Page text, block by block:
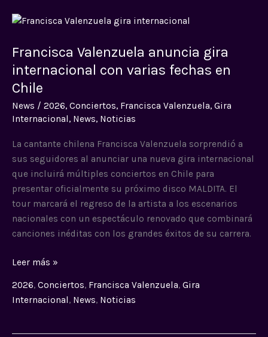
Francisca Valenzuela anuncia gira
internacional con varias fechas en
Chile
News / 2026, Conciertos, Francisca Valenzuela, Gira
Internacional , News, Noticias
La cantante chilena Francisca Valenzuela sorprendió a
sus seguidores al anunciar una nueva gira internacional
que incluirá múltiples conciertos en Chile para
presentar oficialmente su próximo disco MALDITA. El
tour marcará el regreso de la artista a los escenarios
nacionales con un espectáculo renovado que combinará
canciones inéditas con los grandes éxitos de su carrera.
Francisca
anuncia
gira
internacional
con
varias
fechas
en
Chile
Leer más »
2026, Conciertos, Francisca Valenzuela, Gira
Internacional, News, Noticias